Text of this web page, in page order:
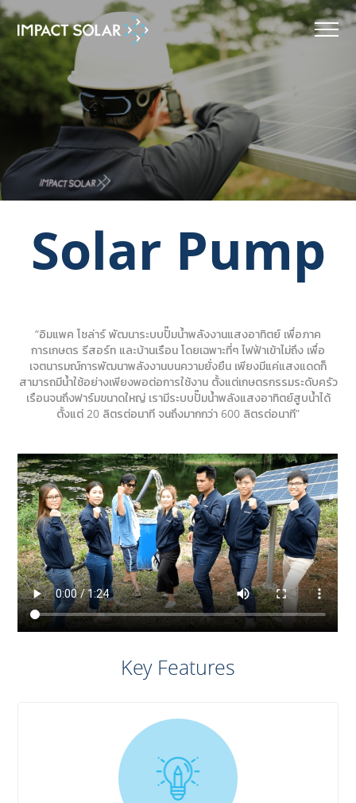
MENU
Solar Pump
“อิมแพค โซล่าร์ พัฒนาระบบปั๊มน้ำพลังงานแสงอาทิตย์ เพื่อภาค
การเกษตร รีสอร์ท และบ้านเรือน โดยเฉพาะที่ๆ ไฟฟ้าเข้าไม่ถึง เพื่อ
เจตนารมณ์การพัฒนาพลังงานบนความยั่งยืน เพียงมีแค่แสงแดดก็
สามารถมีน้ำใช้อย่างเพียงพอต่อการใช้งาน ตั้งแต่เกษตรกรรมระดับครัว
เรือนจนถึงฟาร์มขนาดใหญ่ เรามีระบบปั๊มน้ำพลังแสงอาทิตย์สูบน้ำได้
ตั้งแต่ 20 ลิตรต่อนาที จนถึงมากกว่า 600 ลิตรต่อนาที”
Key Features